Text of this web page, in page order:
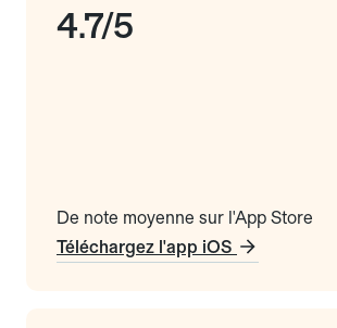
4.7/5
De note moyenne sur l'App Store
Téléchargez l'app iOS